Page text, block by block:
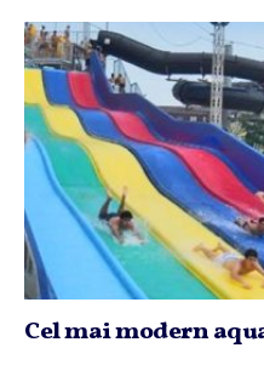
Cel mai modern